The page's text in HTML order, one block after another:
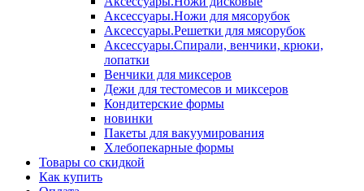
Аксессуары.Ножи для мясорубок
Аксессуары.Решетки для мясорубок
Аксессуары.Спирали, венчики, крюки,
лопатки
Венчики для миксеров
Дежи для тестомесов и миксеров
Кондитерские формы
новинки
Пакеты для вакуумирования
Хлебопекарные формы
Товары со скидкой
Как купить